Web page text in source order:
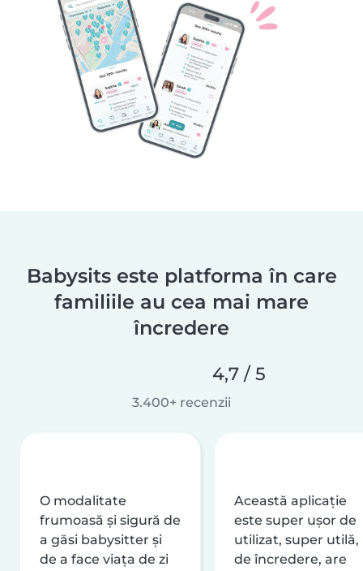
Babysits este platforma în care
familiile au cea mai mare
încredere
4,7 / 5
3.400+ recenzii
O modalitate
frumoasă și sigură de
a găsi babysitter și
de a face viața de zi
Această aplicație
este super ușor de
utilizat, super utilă,
de încredere, are